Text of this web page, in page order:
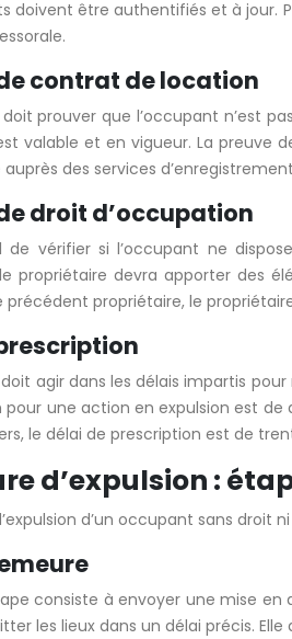
doivent être authentifiés et à jour.
contrat de location
doit prouver que l’occupant n’est
est valable et en vigueur. La
des services
droit d’occupation
de vérifier si l’occupant ne
propriétaire devra apporter des
précédent propriétaire, le
agir dans les délais impartis
pour une action en expulsion est
le délai de prescription est de
d’expulsion :
d’un occupant sans droit
consiste à envoyer une mise
les lieux dans un délai précis.